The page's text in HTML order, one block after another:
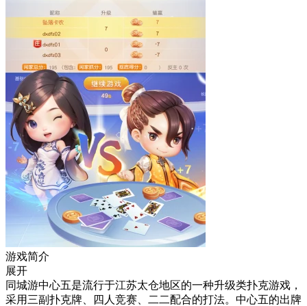
游戏简介
展开
同城游中心五是流行于江苏太仓地区的一种升级类扑克游戏，
采用三副扑克牌、四人竞赛、二二配合的打法。中心五的出牌